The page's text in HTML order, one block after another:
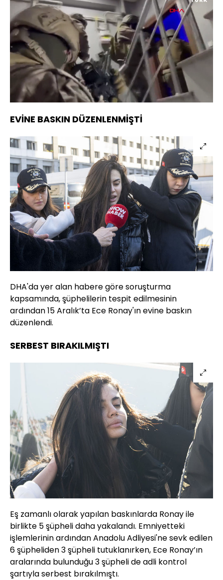
Sesi
Aç
720
Yüklendi:
14.47%
Oynatma
Hızı
EVİNE BASKIN DÜZENLENMİŞTİ
DHA'da yer alan habere göre soruşturma
kapsamında, şüphelilerin tespit edilmesinin
ardından 15 Aralık’ta Ece Ronay'ın evine baskın
düzenlendi.
SERBEST BIRAKILMIŞTI
Eş zamanlı olarak yapılan baskınlarda Ronay ile
birlikte 5 şüpheli daha yakalandı. Emniyetteki
işlemlerinin ardından Anadolu Adliyesi'ne sevk edilen
6 şüpheliden 3 şüpheli tutuklanırken, Ece Ronay’ın
aralarında bulunduğu 3 şüpheli de adli kontrol
şartıyla serbest bırakılmıştı.